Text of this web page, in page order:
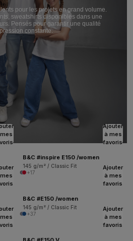
pour les projets en grand volume.
sweatshirts disponibles dans une
Pensés pour garantir une qualité
constante.
Ajouter
à mes
favoris
B&C #inspire E150 /women
145 g/m² / Classic Fit
+17
Ajouter
à mes
favoris
B&C #E150 /women
145 g/m² / Classic Fit
+37
Ajouter
à mes
favoris